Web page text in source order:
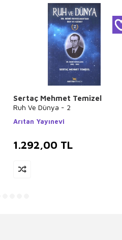
Sertaç Mehmet Temizel
Ruh Ve Dünya - 2
Arıtan Yayınevi
1.292,00 TL